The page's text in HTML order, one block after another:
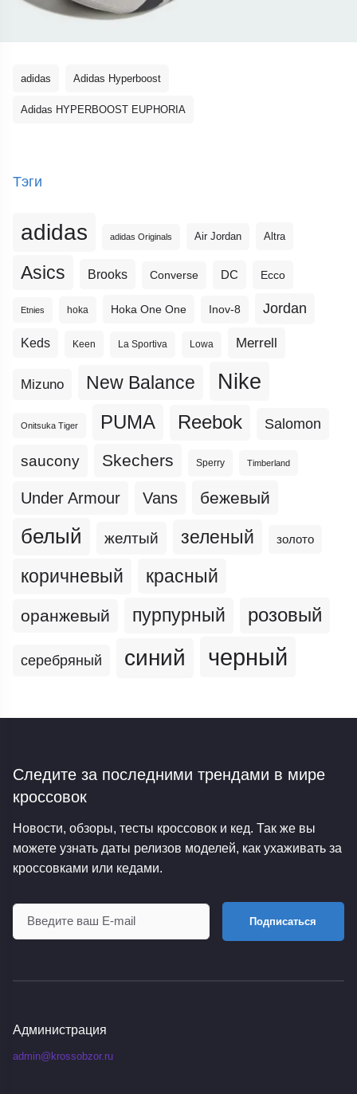
adidas Adidas Hyperboost
Adidas HYPERBOOST EUPHORIA
Тэги
adidas adidas Originals Air Jordan Altra
Asics Brooks Converse DC Ecco
Etnies hoka Hoka One One Inov-8 Jordan
Keds Keen La Sportiva Lowa Merrell
Mizuno New Balance Nike
Onitsuka Tiger PUMA Reebok Salomon
saucony Skechers Sperry Timberland
Under Armour Vans бежевый
белый желтый зеленый золото
коричневый красный
оранжевый пурпурный розовый
серебряный синий черный
Следите за последними трендами в мире
кроссовок
Новости, обзоры, тесты кроссовок и кед. Так же вы
можете узнать даты релизов моделей, как ухаживать за
кроссовками или кедами.
Подписаться
Администрация
admin@krossobzor.ru